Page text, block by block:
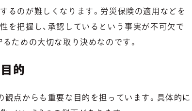
るのが難しくなります。労災保険の適用などを
を把握し、承認しているという事実が不可欠で
ための大切な取り決めなのです。
的
観点からも重要な目的を担っています。具体的に